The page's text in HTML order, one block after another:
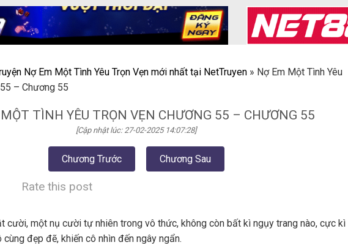
Nợ Em Một Tình Yêu Trọn Vẹn mới nhất tại NetTruyen » Nợ Em Một Tình Yêu
– Chương 55
TÌNH YÊU TRỌN VẸN CHƯƠNG 55 – CHƯƠNG 55
[Cập nhật lúc: 27-02-2025 14:07:28]
Chương Trước Chương Sau
Rate this post
cười, một nụ cười tự nhiên trong vô thức, không còn bất kì ngụy trang nào, cực kì
cùng đẹp đẽ, khiến cô nhìn đến ngây ngẩn.